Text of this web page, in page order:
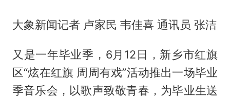
大象新闻记者 卢家民 韦佳喜 通讯员 张洁
又是一年毕业季，6月12日，新乡市红旗
区“炫在红旗 周周有戏”活动推出一场毕业
季音乐会，以歌声致敬青春，为毕业生送